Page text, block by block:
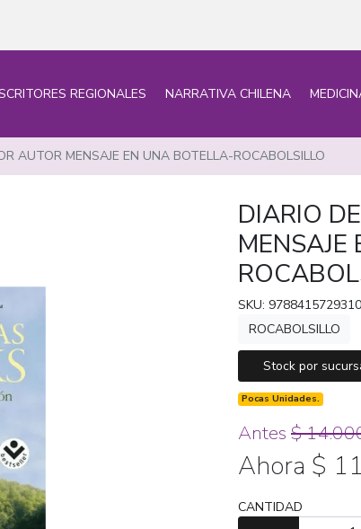
REGIONALES NARRATIVA CHILENA
AUTOR MENSAJE EN UNA BOTELLA-ROCABOLSILLO
DIARIO
SKU: 9788415729310
ROCABOLSILLO
Stock por
Pocas Unidades.
Antes $
Ahora $
CANTIDAD